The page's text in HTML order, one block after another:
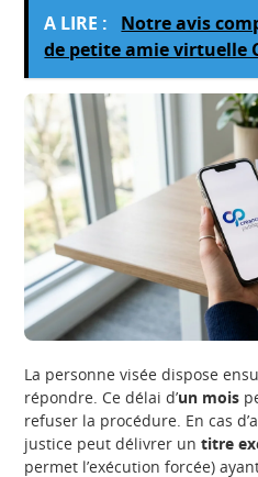
A LIRE :
Notre avis
de petite amie virtuelle
La personne visée dispose
répondre. Ce délai d’un mois
refuser la procédure. En cas
justice peut délivrer untitre
permet l’exécution forcée)